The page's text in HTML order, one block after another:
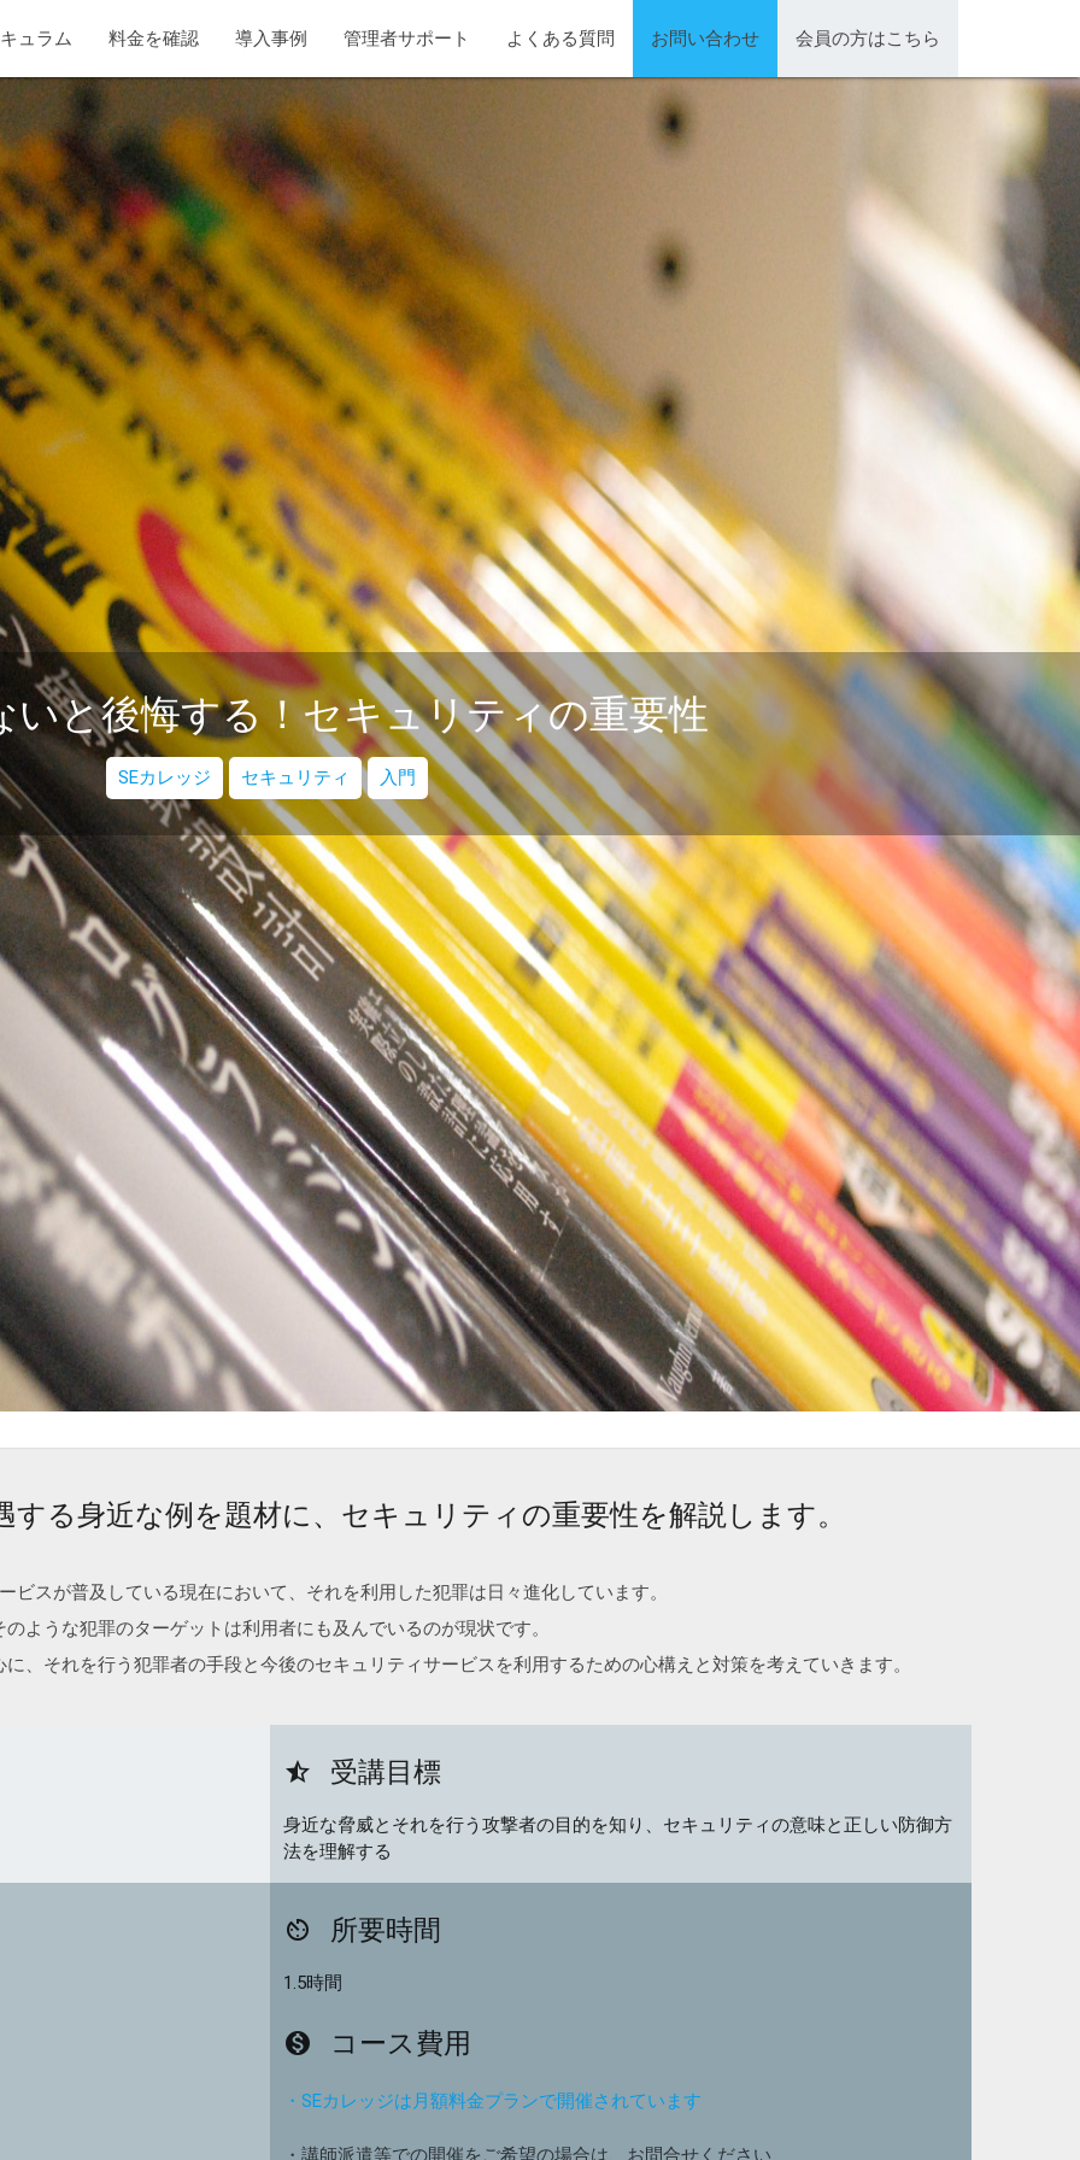
ュラム 料金を確認 導入事例 管理者サポート よくある質問 お問い合わせ 会員の方はこちら
いと後悔する！セキュリティの重要性
SEカレッジ セキュリティ 入門
する身近な例を題材に、セキュリティの重要性を解説します。
ビスが普及している現在において、それを利用した犯罪は日々進化しています。
のような犯罪のターゲットは利用者にも及んでいるのが現状です。
、それを行う犯罪者の手段と今後のセキュリティサービスを利用するための心構えと対策を考えていきます。
star_half 受講目標
身近な脅威とそれを行う攻撃者の目的を知り、セキュリティの意味と正しい防御方
法を理解する
av_timer 所要時間
1.5時間
monetization_on コース費用
・SEカレッジは月額料金プランで開催されています
・講師派遣等での開催をご希望の場合は、お問合せください